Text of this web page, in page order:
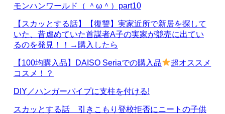
モンハンワールド（ ＾ω＾）part10
【スカッとする話】【復讐】実家近所で新居を探して
いた、昔虐めていた首謀者A子の実家が競売に出てい
るのを発見！！→購入したら
【100均購入品】DAISO Seriaでの購入品
超オススメ
コスメ！？
DIY／ハンガーパイプに支柱を付ける!
スカッとする話 引きこもり登校拒否にニートの子供